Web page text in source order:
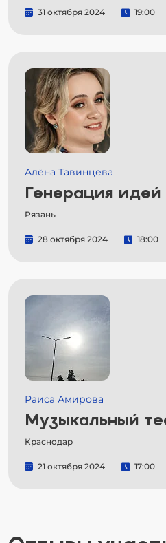
31 октября 2024 19:00
Алёна Тавинцева
Генерация идей
Рязань
28 октября 2024 18:00
Раиса Амирова
Музыкальный
Краснодар
21 октября 2024 17:00